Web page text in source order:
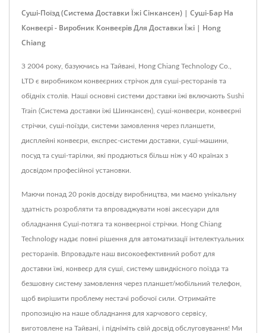
Суші-Поїзд (Система Доставки Їжі Сінкансен) | Суші-Бар На
Конвеєрі - Виробник Конвеєрів Для Доставки Їжі | Hong
Chiang
З 2004 року, базуючись на Тайвані, Hong Chiang Technology Co.,
LTD є виробником конвеєрних стрічок для суші-ресторанів та
обідніх столів. Наші основні системи доставки їжі включають Sushi
Train (Система доставки їжі Шинкансен), суші-конвеєри, конвеєрні
стрічки, суші-поїзди, системи замовлення через планшети,
дисплейні конвеєри, експрес-системи доставки, суші-машини,
посуд та суші-тарілки, які продаються більш ніж у 40 країнах з
досвідом професійної установки.
Маючи понад 20 років досвіду виробництва, ми маємо унікальну
здатність розробляти та впроваджувати нові аксесуари для
обладнання Суші-потяга та конвеєрної стрічки. Hong Chiang
Technology надає повні рішення для автоматизації інтелектуальних
ресторанів. Впровадьте наш високоефективний робот для
доставки їжі, конвеєр для суші, систему швидкісного поїзда та
безшовну систему замовлення через планшет/мобільний телефон,
щоб вирішити проблему нестачі робочої сили. Отримайте
пропозицію на наше обладнання для харчового сервісу,
виготовлене на Тайвані, і підніміть свій досвід обслуговування! Ми